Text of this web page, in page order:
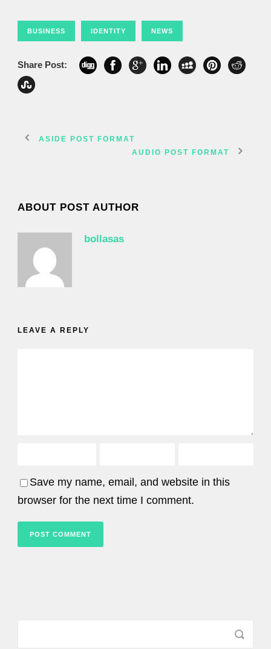
BUSINESS IDENTITY NEWS
Share Post:
ASIDE POST FORMAT
AUDIO POST FORMAT
ABOUT POST AUTHOR
bollasas
LEAVE A REPLY
Save my name, email, and website in this
browser for the next time I comment.